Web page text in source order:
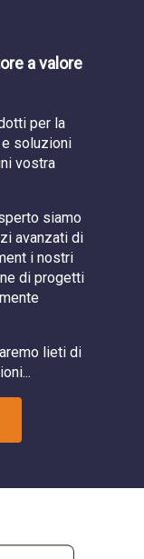
a valore
per la
soluzioni
vostra
siamo
avanzati di
i nostri
di progetti
lieti di